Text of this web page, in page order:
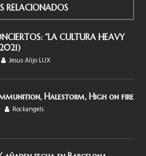
RELACIONADOS
“LA CULTURA HEAVY
Jesus Alijo LUX
Halestorm, High on fire
Rockangels